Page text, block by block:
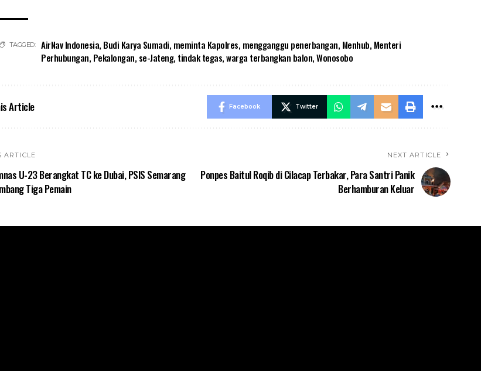
TAGGED: AirNav Indonesia, Budi Karya Sumadi, meminta Kapolres, mengganggu penerbangan, Menhub, Menteri
Perhubungan, Pekalongan, se-Jateng, tindak tegas,warga terbangkan balon,Wonosobo
Article Facebook Twitter
ARTICLE
U-23 Berangkat TC ke Dubai, PSIS Semarang
Tiga Pemain
NEXT ARTICLE
Ponpes Baitul Roqib di Cilacap Terbakar, Para Santri Panik
Berhamburan Keluar